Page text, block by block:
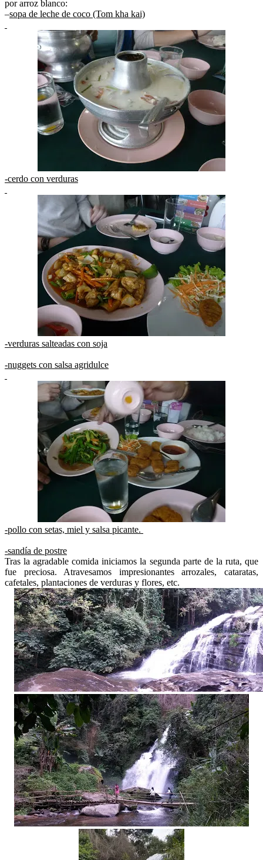
por arroz blanco:
–sopa de leche de coco (Tom kha kai)
-cerdo con verduras
-verduras salteadas con soja
-nuggets con salsa agridulce
-pollo con setas, miel y salsa picante.
-sandía de postre
Tras la agradable comida iniciamos la segunda parte de la ruta, que
fue preciosa. Atravesamos impresionantes arrozales, cataratas,
cafetales, plantaciones de verduras y flores, etc.